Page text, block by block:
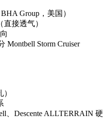
Group，美国）
直接透气）
Montbell Storm Cruiser
、Descente ALLTERRAIN 硬